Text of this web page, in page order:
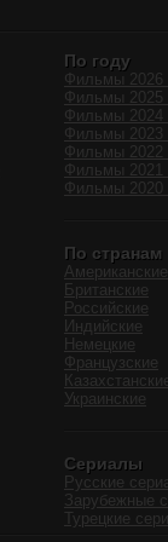
По году
Фильмы 2026
Фильмы 2025
Фильмы 2024
Фильмы 2023
Фильмы 2022
Фильмы 2021
Фильмы 2020
По странам
Американские
Британские
Российские
Индийские
Немецкие
Французские
Украинские
Сериалы
Русские
Зарубежные
Турецкие